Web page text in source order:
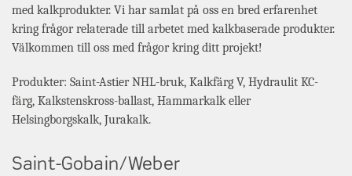
med kalkprodukter. Vi har samlat på oss en bred erfarenhet
kring frågor relaterade till arbetet med kalkbaserade produkter.
Välkommen till oss med frågor kring ditt projekt!
Produkter: Saint-Astier NHL-bruk, Kalkfärg V, Hydraulit KC-
färg, Kalkstenskross-ballast, Hammarkalk eller
Helsingborgskalk, Jurakalk.
Saint-Gobain/Weber